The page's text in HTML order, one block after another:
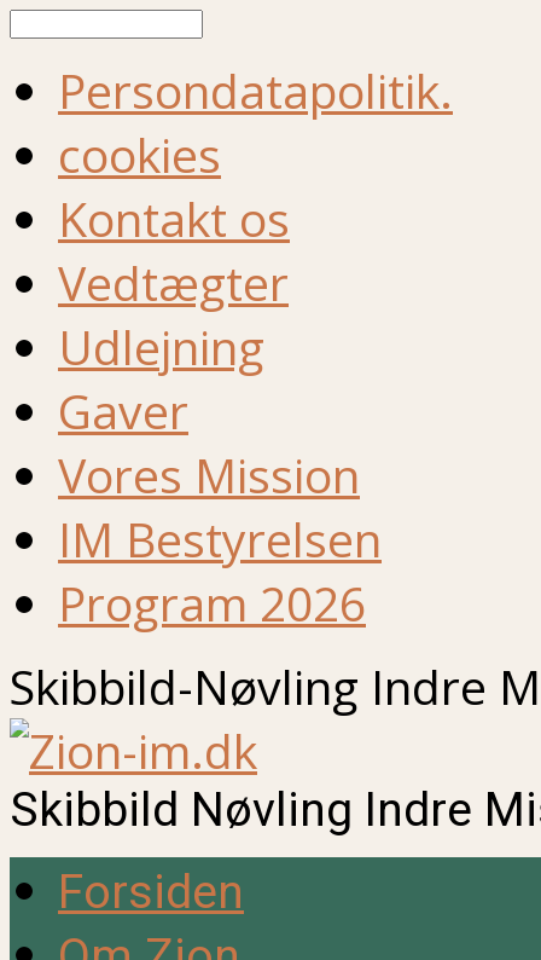
Persondatapolitik.
cookies
Kontakt os
Vedtægter
Udlejning
Gaver
Vores Mission
IM Bestyrelsen
Program 2026
Skibbild-Nøvling Indre
Skibbild Nøvling Indre
Forsiden